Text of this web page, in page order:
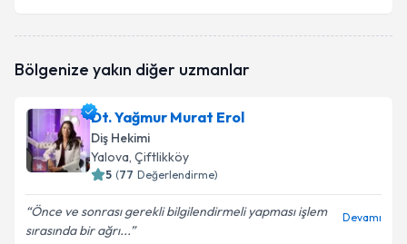
Bölgenize yakın diğer uzmanlar
Dt. Yağmur Murat Erol
Diş Hekimi
Yalova, Çiftlikköy
5 (77 Değerlendirme)
Önce ve sonrası gerekli bilgilendirmeli yapması işlem
sırasında bir ağrı...
Devamı